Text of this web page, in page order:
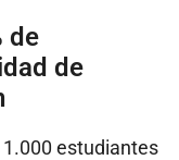
de
de
estudiantes